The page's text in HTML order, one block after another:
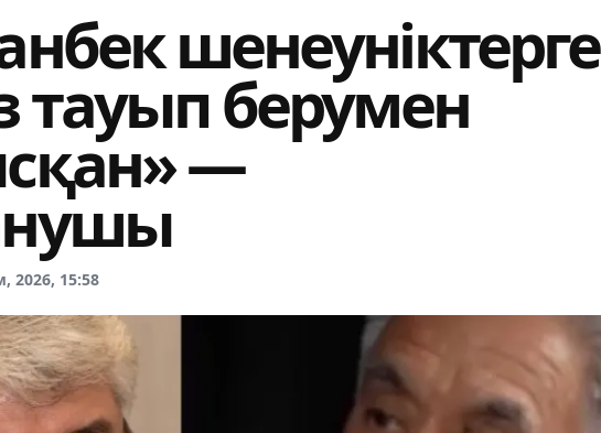
шенеуніктерге
тауып берумен
—
2026, 15:58